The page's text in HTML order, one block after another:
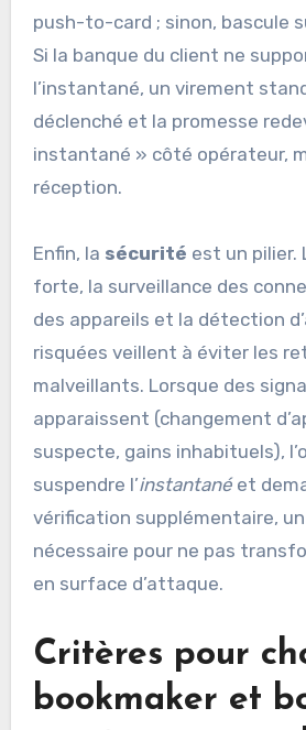
push-to-card ; sinon, bascule
Si la banque du client ne
l’instantané, un virement
déclenché et la promesse
instantané » côté opérateur,
réception.
Enfin, la sécurité est un pilier.
forte, la surveillance des
des appareils et la détection
risquées veillent à éviter les
malveillants. Lorsque des
apparaissent (changement
suspecte, gains inhabituels),
suspendre l’instantanéet
vérification supplémentaire,
nécessaire pour ne pas
en surface d’attaque.
Critères pour
bookmaker et